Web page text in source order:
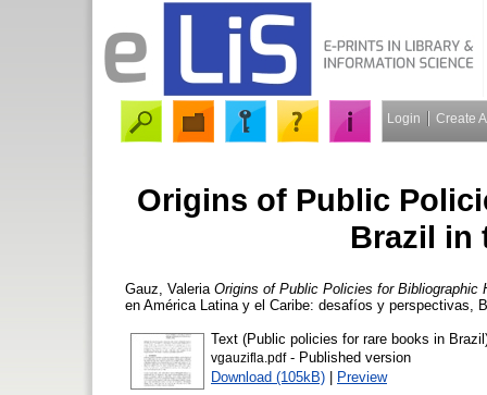
Login Create
Origins of Public
Brazil in
Gauz, Valeria Origins of Public Policies for Bibliographic
en América Latina y el Caribe: desafíos y perspectivas,
Text (Public policies for rare books in
vgauzifla.pdf- Published version
Download (105kB) | Preview